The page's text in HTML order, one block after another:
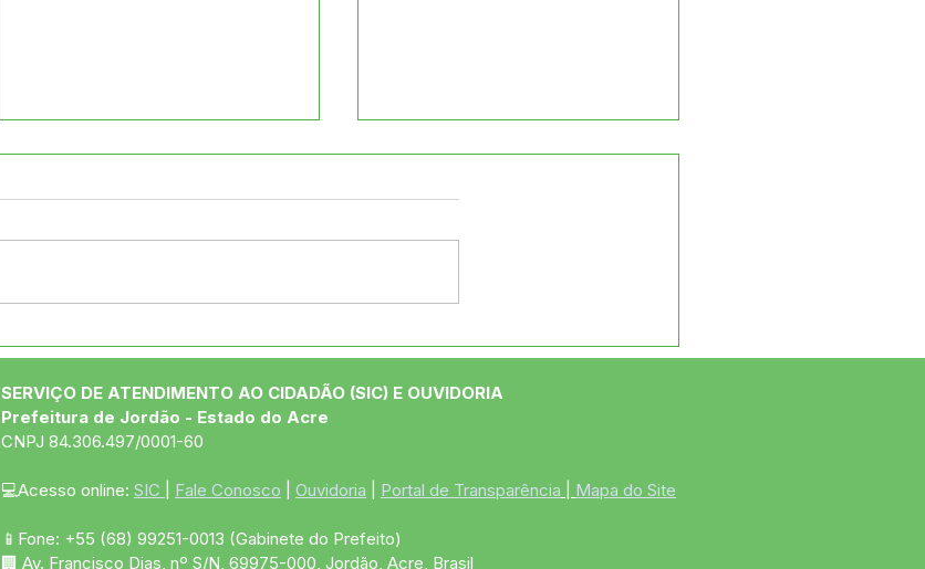
origens e celebra o talento
da juventude jordãoense
entrega roçadeiras na
Aldeia Boa Vista
SERVIÇO DE ATENDIMENTO AO CIDADÃO (SIC) E OUVIDORIA
Prefeitura de Jordão - Estado do Acre
CNPJ 84.306.497/0001-60
💻Acesso online: SIC Fale Conosco Ouvidoria Portal de Transparência Mapa do Site
📱Fone: +55 (68) 99251-0013 (Gabinete do Prefeito)
🏢 Av. Francisco Dias, nº S/N, 69975-000, Jordão, Acre, Brasil